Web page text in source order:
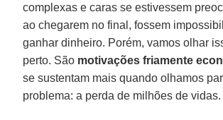
complexas e caras se estivessem
ao chegarem no final, fossem
ganhar dinheiro. Porém, vamos olhar
perto. São motivações friamente
se sustentam mais quando olhamos
problema: a perda de milhões de vidas.